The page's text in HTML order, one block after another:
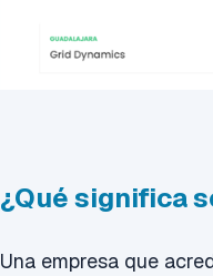
¿Qué significa
Una empresa que